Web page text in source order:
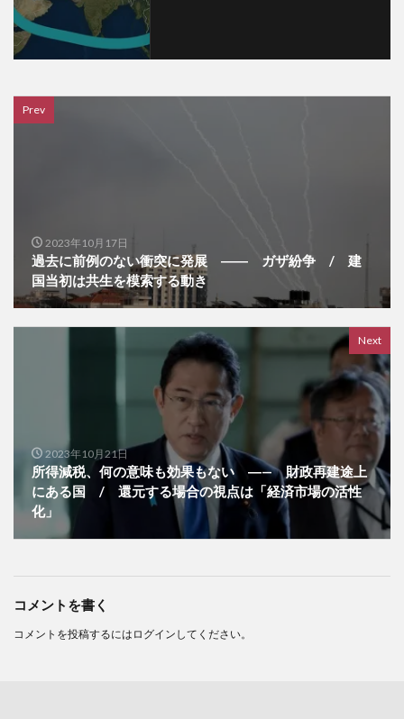
Prev
2023年10月17日
過去に前例のない衝突に発展 ―― ガザ紛争 / 建
国当初は共生を模索する動き
Next
2023年10月21日
所得減税、何の意味も効果もない ―— 財政再建途上
にある国 / 還元する場合の視点は「経済市場の活性
化」
コメントを書く
コメントを投稿するには ログイン してください。